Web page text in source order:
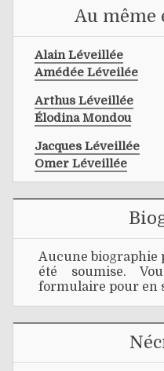
Au même
Alain Léveillée
Amédée Léveilée
Arthus Léveillée
Élodina Mondou
Jacques Léveillée
Omer Léveillée
Aucune biographie
été soumise.
formulaire pour en